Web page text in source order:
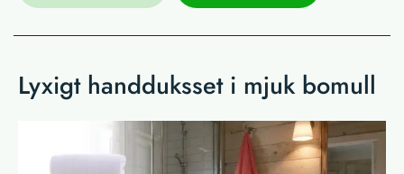
Lyxigt handduksset i mjuk bomull